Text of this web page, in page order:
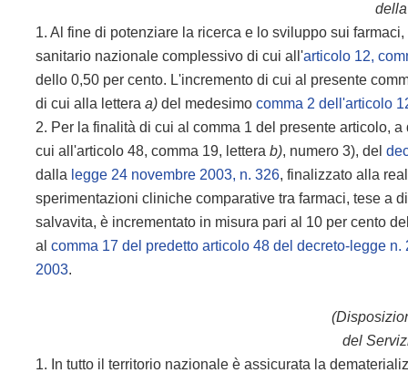
1. Al fine di potenziare la ricerca e lo sviluppo sui
sanitario nazionale complessivo di cui all'articolo 12,
dello 0,50 per cento. L'incremento di cui al presente
di cui alla letteraa) del medesimocomma 2 dell'articolo
2. Per la finalità di cui al comma 1 del presente articolo,
cui all'articolo 48, comma 19, letterab), numero 3), del
dalla legge 24 novembre 2003, n. 326, finalizzato alla
sperimentazioni cliniche comparative tra farmaci, tese a
salvavita, è incrementato in misura pari al 10 per cento
alcomma 17 del predetto articolo 48 del decreto-legge n.
2003.
del
1. In tutto il territorio nazionale è assicurata la